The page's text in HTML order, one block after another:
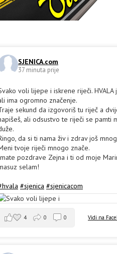
SJENICA.com
37 minuta prije
voli lijepe i iskrene riječi. HVALA
ima ogromno značenje.
sekund da izgovoriš tu riječ a
ali odsustvo te riječi se pamti
da si ti nama živ i zdrav još
tvoje riječi mnogo znače.
pozdrave Zejna i ti od moje
selam!
#sjenica #sjenicacom
Vidi na
4 0 0